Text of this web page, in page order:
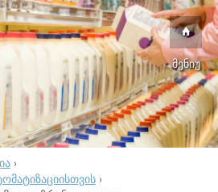
მენიუ
›
›